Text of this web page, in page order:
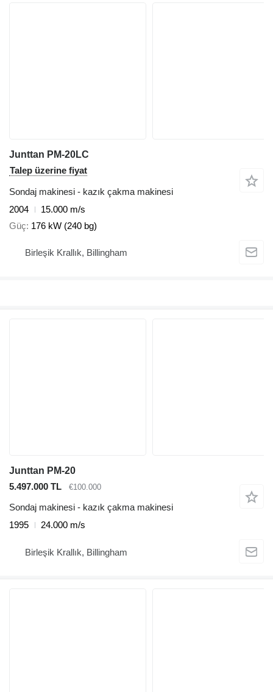
Junttan PM-20LC
Talep üzerine fiyat
Sondaj makinesi - kazık çakma makinesi
2004
15.000 m/s
Güç 176 kW (240 bg)
Birleşik Krallık, Billingham
Junttan PM-20
5.497.000 TL
€100.000
Sondaj makinesi - kazık çakma makinesi
1995
24.000 m/s
Birleşik Krallık, Billingham